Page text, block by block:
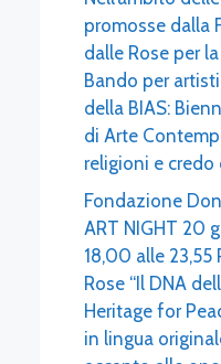
promosse dalla
dalle Rose per
Bando per
della BIAS:
di Arte
religioni e credo
Fondazione
ART NIGHT 20
18,00 alle
Rose “Il DNA
Heritage for
in lingua